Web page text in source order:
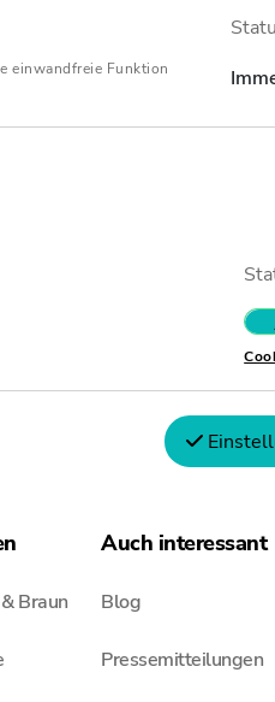
dieser Webseite gelesen. Ich
und gespeichert werden.
Braun
Auch interessant
Blog
Pressemitteilungen
einwandfreie Funktion